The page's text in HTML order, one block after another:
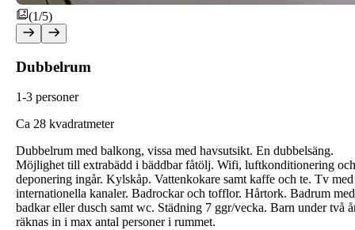
(1/5)
Dubbelrum
1-3 personer
Ca 28 kvadratmeter
Dubbelrum med balkong, vissa med havsutsikt. En dubbelsäng.
Möjlighet till extrabädd i bäddbar fåtölj. Wifi, luftkonditionering och
deponering ingår. Kylskåp. Vattenkokare samt kaffe och te. Tv med
internationella kanaler. Badrockar och tofflor. Hårtork. Badrum med
badkar eller dusch samt wc. Städning 7 ggr/vecka. Barn under två
räknas in i max antal personer i rummet.